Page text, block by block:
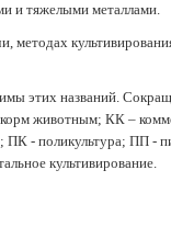
и тяжелыми металлами.
методах
этих названий.
животным; КК –
ПК - поликультура; ПП -
культивирование.